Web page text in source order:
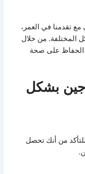
تقدمنا ​​في العمر،
المختلفة. من خلال
الحفاظ على صحة
بشكل
من أنك تحصل